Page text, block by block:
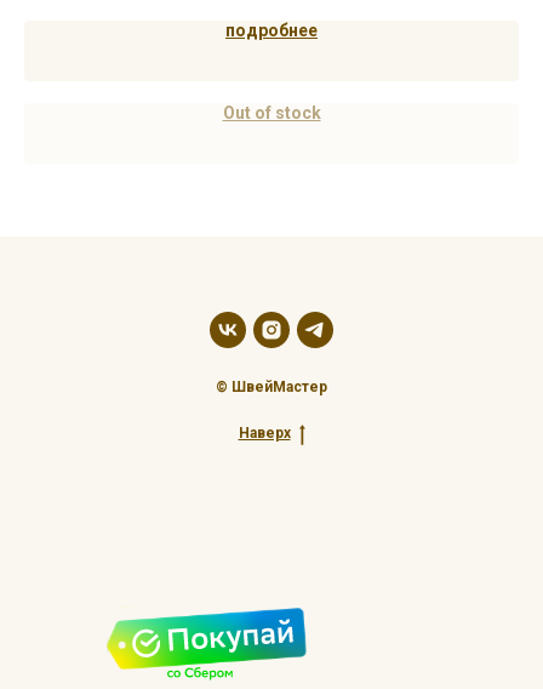
подробнее
Out of stock
© ШвейМастер
Наверх